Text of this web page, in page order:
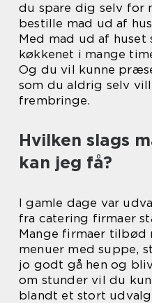
du spare dig selv for
bestille mad ud af
Med mad ud af
køkkenet i mange
Og du vil kunne
som du aldrig selv
frembringe.
Hvilken slags
kan jeg få?
I gamle dage var
fra catering firmaer
Mange firmaer tilbød
menuer med suppe,
jo godt gå hen og
om stunder vil du
blandt et stort